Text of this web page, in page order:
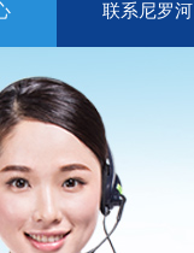
联系尼罗河